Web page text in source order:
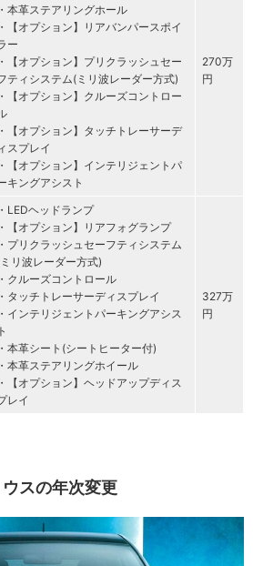
・本革ステアリングホール
・【オプション】リアバンパースポイ
ー
・【オプション】プリクラッシュセー
ティシステム(ミリ波レーダー方式)
・【オプション】クルーズコントロー
・【オプション】タッチトレーサーデ
スプレイ
・【オプション】インテリジェントパ
キングアシスト
270万
円
・LEDヘッドランプ
・【オプション】リアフォグランプ
・プリクラッシュセーフティシステム
リ波レーダー方式)
・クルーズコントロール
・タッチトレーサーディスプレイ
・インテリジェントパーキングアシス
ト
・本革シート(シートヒーター付)
・本革ステアリングホイール
・【オプション】ヘッドアップディス
レイ
327万
円
スの年次変更